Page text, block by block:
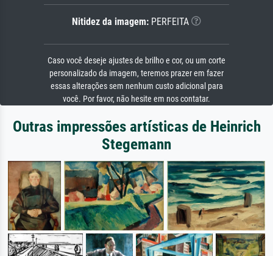
Nitidez da imagem: PERFEITA
Caso você deseje ajustes de brilho e cor, ou um corte
personalizado da imagem, teremos prazer em fazer
essas alterações sem nenhum custo adicional para
você. Por favor, não hesite em nos contatar.
Outras impressões artísticas de Heinrich
Stegemann